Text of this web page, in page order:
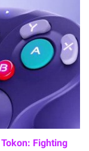
Fighting